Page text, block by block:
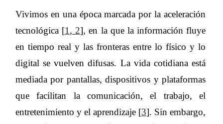
Vivimos en una época marcada por la aceleración
tecnológica [1, 2], en la que la información fluye
en tiempo real y las fronteras entre lo físico y lo
digital se vuelven difusas. La vida cotidiana está
mediada por pantallas, dispositivos y plataformas
que facilitan la comunicación, el trabajo, el
entretenimiento y el aprendizaje [3]. Sin embargo,